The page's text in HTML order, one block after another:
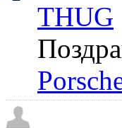
THUG